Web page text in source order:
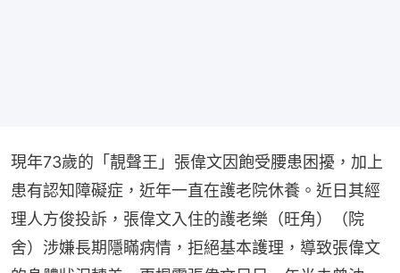
現年73歲的「靚聲王」張偉文因飽受腰患困擾，加上
患有認知障礙症，近年一直在護老院休養。近日其經
理人方俊投訴，張偉文入住的護老樂（旺角）（院
舍）涉嫌長期隱瞞病情，拒絕基本護理，導致張偉文